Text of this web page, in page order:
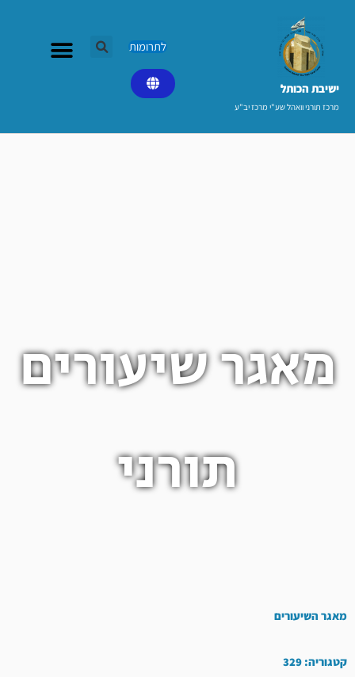
ישיבת הכותל​
מרכז תורני וואהל שע"י מרכז יב"ע
לתרומות
מאגר שיעורים
תורני
מאגר השיעורים
קטגוריה: 329